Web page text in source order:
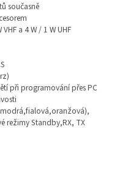
současně
a 4 W / 1 W UHF
při programování přes PC
režimy Standby,RX, TX